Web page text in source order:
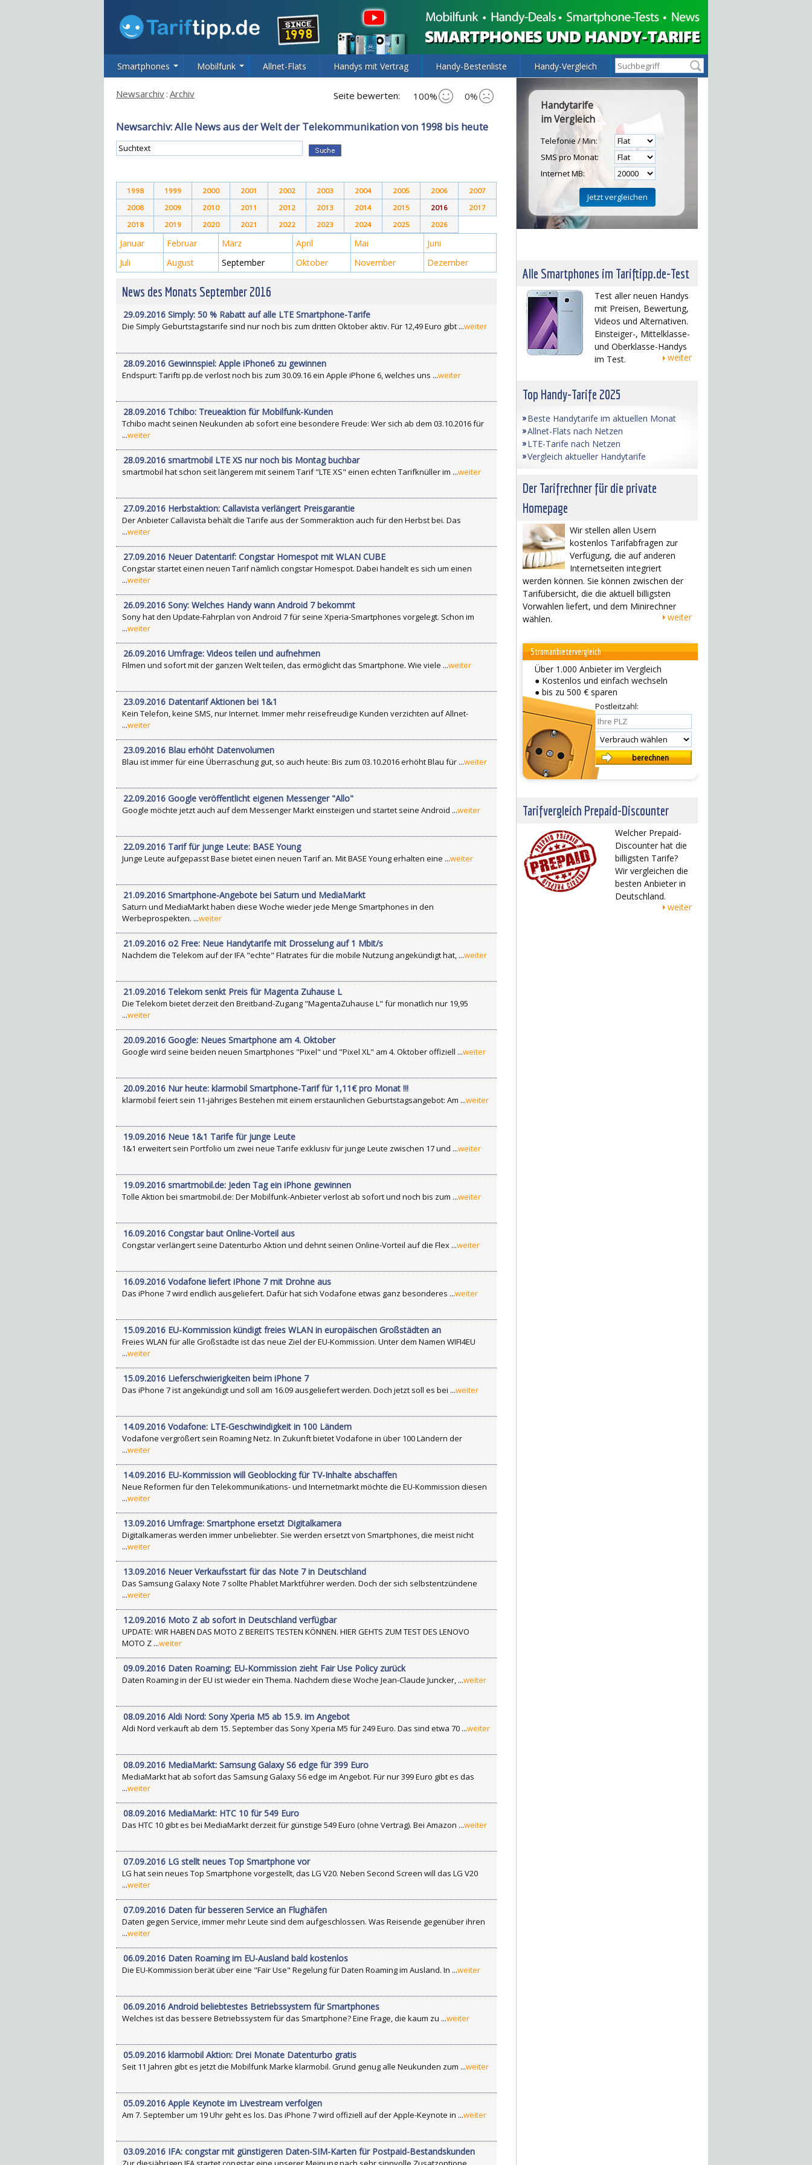
Smartphones Mobilfunk Allnet-Flats Handys mit Vertrag Handy-Bestenliste Handy-Vergleich
Seite bewerten: 100% 0%
Newsarchiv : Archiv
Newsarchiv: Alle News aus der Welt der Telekommunikation von 1998 bis heute
1998 1999 2000 2001 2002 2003 2004 2005 2006
2007
2008
2009 2010 2011 2012 2013 2014 2015 2016
2017
2018
2019 2020 2021 2022 2023 2024 2025 2026
Januar Februar März April Mai
Juni
Juli
August September Oktober November Dezember
News des Monats September 2016
29.09.2016 Simply: 50 % Rabatt auf alle LTE Smartphone-Tarife
Die Simply Geburtstagstarife sind nur noch bis zum dritten Oktober aktiv. Für 12,49 Euro gibt ...weiter
28.09.2016 Gewinnspiel: Apple iPhone6 zu gewinnen
Endspurt: Tarifti pp.de verlost noch bis zum 30.09.16 ein Apple iPhone 6, welches uns ...weiter
28.09.2016 Tchibo: Treueaktion für Mobilfunk-Kunden
Tchibo macht seinen Neukunden ab sofort eine besondere Freude: Wer sich ab dem 03.10.2016 für
...weiter
28.09.2016 smartmobil LTE XS nur noch bis Montag buchbar
smartmobil hat schon seit längerem mit seinem Tarif "LTE XS" einen echten Tarifknüller im ...weiter
27.09.2016 Herbstaktion: Callavista verlängert Preisgarantie
Der Anbieter Callavista behält die Tarife aus der Sommeraktion auch für den Herbst bei. Das
...weiter
27.09.2016 Neuer Datentarif: Congstar Homespot mit WLAN CUBE
Congstar startet einen neuen Tarif nämlich congstar Homespot. Dabei handelt es sich um einen
...weiter
26.09.2016 Sony: Welches Handy wann Android 7 bekommt
Sony hat den Update-Fahrplan von Android 7 für seine Xperia-Smartphones vorgelegt. Schon im
...weiter
26.09.2016 Umfrage: Videos teilen und aufnehmen
Filmen und sofort mit der ganzen Welt teilen, das ermöglicht das Smartphone. Wie viele ...weiter
23.09.2016 Datentarif Aktionen bei 1&1
Kein Telefon, keine SMS, nur Internet. Immer mehr reisefreudige Kunden verzichten auf Allnet-
...weiter
23.09.2016 Blau erhöht Datenvolumen
Blau ist immer für eine Überraschung gut, so auch heute: Bis zum 03.10.2016 erhöht Blau für ...weiter
22.09.2016 Google veröffentlicht eigenen Messenger "Allo"
Google möchte jetzt auch auf dem Messenger Markt einsteigen und startet seine Android ...weiter
22.09.2016 Tarif für junge Leute: BASE Young
Junge Leute aufgepasst Base bietet einen neuen Tarif an. Mit BASE Young erhalten eine ...weiter
21.09.2016 Smartphone-Angebote bei Saturn und MediaMarkt
Saturn und MediaMarkt haben diese Woche wieder jede Menge Smartphones in den
Werbeprospekten. ...weiter
21.09.2016 o2 Free: Neue Handytarife mit Drosselung auf 1 Mbit/s
Nachdem die Telekom auf der IFA "echte" Flatrates für die mobile Nutzung angekündigt hat, ...weiter
21.09.2016 Telekom senkt Preis für Magenta Zuhause L
Die Telekom bietet derzeit den Breitband-Zugang "MagentaZuhause L" für monatlich nur 19,95
...weiter
20.09.2016 Google: Neues Smartphone am 4. Oktober
Google wird seine beiden neuen Smartphones "Pixel" und "Pixel XL" am 4. Oktober offiziell ...weiter
20.09.2016 Nur heute: klarmobil Smartphone-Tarif für 1,11€ pro Monat !!!
klarmobil feiert sein 11-jähriges Bestehen mit einem erstaunlichen Geburtstagsangebot: Am ...weiter
19.09.2016 Neue 1&1 Tarife für junge Leute
1&1 erweitert sein Portfolio um zwei neue Tarife exklusiv für junge Leute zwischen 17 und ...weiter
19.09.2016 smartmobil.de: Jeden Tag ein iPhone gewinnen
Tolle Aktion bei smartmobil.de: Der Mobilfunk-Anbieter verlost ab sofort und noch bis zum ...weiter
16.09.2016 Congstar baut Online-Vorteil aus
Congstar verlängert seine Datenturbo Aktion und dehnt seinen Online-Vorteil auf die Flex ...weiter
16.09.2016 Vodafone liefert iPhone 7 mit Drohne aus
Das iPhone 7 wird endlich ausgeliefert. Dafür hat sich Vodafone etwas ganz besonderes ...weiter
15.09.2016 EU-Kommission kündigt freies WLAN in europäischen Großstädten an
Freies WLAN für alle Großstädte ist das neue Ziel der EU-Kommission. Unter dem Namen WIFI4EU
...weiter
15.09.2016 Lieferschwierigkeiten beim iPhone 7
Das iPhone 7 ist angekündigt und soll am 16.09 ausgeliefert werden. Doch jetzt soll es bei ...weiter
14.09.2016 Vodafone: LTE-Geschwindigkeit in 100 Ländern
Vodafone vergrößert sein Roaming Netz. In Zukunft bietet Vodafone in über 100 Ländern der
...weiter
14.09.2016 EU-Kommission will Geoblocking für TV-Inhalte abschaffen
Neue Reformen für den Telekommunikations- und Internetmarkt möchte die EU-Kommission diesen
...weiter
13.09.2016 Umfrage: Smartphone ersetzt Digitalkamera
Digitalkameras werden immer unbeliebter. Sie werden ersetzt von Smartphones, die meist nicht
...weiter
13.09.2016 Neuer Verkaufsstart für das Note 7 in Deutschland
Das Samsung Galaxy Note 7 sollte Phablet Marktführer werden. Doch der sich selbstentzündene
...weiter
12.09.2016 Moto Z ab sofort in Deutschland verfügbar
UPDATE: WIR HABEN DAS MOTO Z BEREITS TESTEN KÖNNEN. HIER GEHTS ZUM TEST DES LENOVO
MOTO Z ...weiter
09.09.2016 Daten Roaming: EU-Kommission zieht Fair Use Policy zurück
Daten Roaming in der EU ist wieder ein Thema. Nachdem diese Woche Jean-Claude Juncker, ...weiter
08.09.2016 Aldi Nord: Sony Xperia M5 ab 15.9. im Angebot
Aldi Nord verkauft ab dem 15. September das Sony Xperia M5 für 249 Euro. Das sind etwa 70 ...weiter
08.09.2016 MediaMarkt: Samsung Galaxy S6 edge für 399 Euro
MediaMarkt hat ab sofort das Samsung Galaxy S6 edge im Angebot. Für nur 399 Euro gibt es das
...weiter
08.09.2016 MediaMarkt: HTC 10 für 549 Euro
Das HTC 10 gibt es bei MediaMarkt derzeit für günstige 549 Euro (ohne Vertrag). Bei Amazon ...weiter
07.09.2016 LG stellt neues Top Smartphone vor
LG hat sein neues Top Smartphone vorgestellt, das LG V20. Neben Second Screen will das LG V20
...weiter
07.09.2016 Daten für besseren Service an Flughäfen
Daten gegen Service, immer mehr Leute sind dem aufgeschlossen. Was Reisende gegenüber ihren
...weiter
06.09.2016 Daten Roaming im EU-Ausland bald kostenlos
Die EU-Kommission berät über eine "Fair Use" Regelung für Daten Roaming im Ausland. In ...weiter
06.09.2016 Android beliebtestes Betriebssystem für Smartphones
Welches ist das bessere Betriebssystem für das Smartphone? Eine Frage, die kaum zu ...weiter
05.09.2016 klarmobil Aktion: Drei Monate Datenturbo gratis
Seit 11 Jahren gibt es jetzt die Mobilfunk Marke klarmobil. Grund genug alle Neukunden zum ...weiter
05.09.2016 Apple Keynote im Livestream verfolgen
Am 7. September um 19 Uhr geht es los. Das iPhone 7 wird offiziell auf der Apple-Keynote in ...weiter
03.09.2016 IFA: congstar mit günstigeren Daten-SIM-Karten für Postpaid-Bestandskunden
Handytarife
im Vergleich
Telefonie / Min:
SMS pro Monat:
Internet MB:
Alle Smartphones im Tariftipp.de-Test
Test aller neuen Handys
mit Preisen, Bewertung,
Videos und Alternativen.
Einsteiger-, Mittelklasse-
und Oberklasse-Handys
im Test.
weiter
Top Handy-Tarife 2025
Beste Handytarife im aktuellen Monat
Allnet-Flats nach Netzen
LTE-Tarife nach Netzen
Vergleich aktueller Handytarife
Der Tarifrechner für die private
Homepage
Wir stellen allen Usern
kostenlos Tarifabfragen zur
Verfügung, die auf anderen
Internetseiten integriert
werden können. Sie können zwischen der
Tarifübersicht, die die aktuell billigsten
Vorwahlen liefert, und dem Minirechner
wählen.
weiter
Stromanbietervergleich
Über 1.000 Anbieter im Vergleich
● Kostenlos und einfach wechseln
● bis zu 500 € sparen
Postleitzahl:
Tarifvergleich Prepaid-Discounter
Welcher Prepaid-
Discounter hat die
billigsten Tarife?
Wir vergleichen die
besten Anbieter in
Deutschland.
weiter